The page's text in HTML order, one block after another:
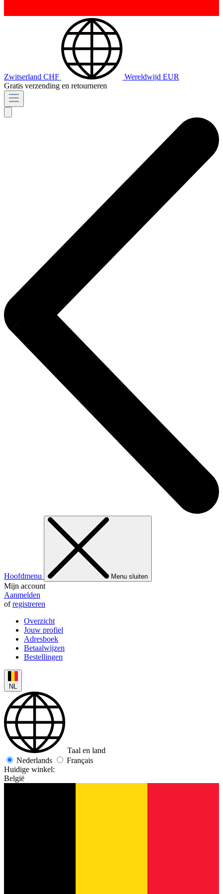
Zwitserland CHF Wereldwijd EUR
Gratis verzending en retourneren
Hoofdmenu Menu sluiten
Mijn account
Aanmelden
ofregistreren
Overzicht
Jouw profiel
Adresboek
Betaalwijzen
Bestellingen
NL
Taal en land
Nederlands
Français
Huidige winkel:
België